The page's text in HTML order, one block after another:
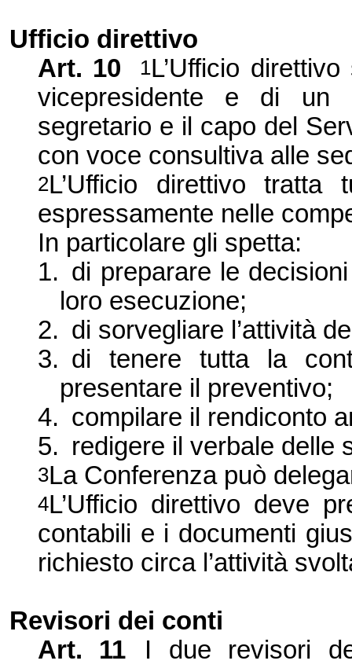
Ufficio direttivo
Art. 10
1L’Ufficio
vicepresidente e di un
segretario e il capo del
con voce consultiva alle
2L’Ufficio direttivo
espressamente nelle
In particolare gli spetta:
1. di preparare le
loro esecuzione;
2. di sorvegliare l’attività
3. di tenere tutta la
presentare il preventivo;
4. compilare il rendiconto
5. redigere il verbale delle
3La Conferenza può
4L’Ufficio direttivo deve
contabili e i documenti
richiesto circa l’attività
Revisori dei conti
Art. 11
I due revisori